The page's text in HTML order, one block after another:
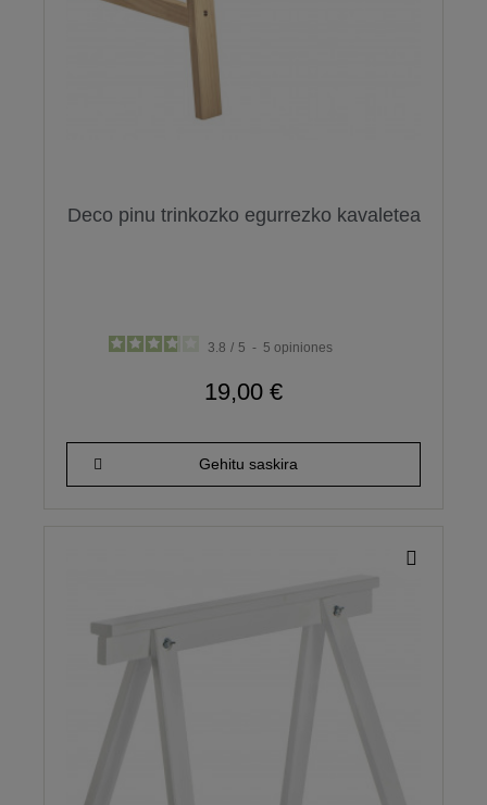
Deco pinu trinkozko egurrezko kavaletea
3.8 / 5 - 5opiniones
19,00 €
Gehitu saskira